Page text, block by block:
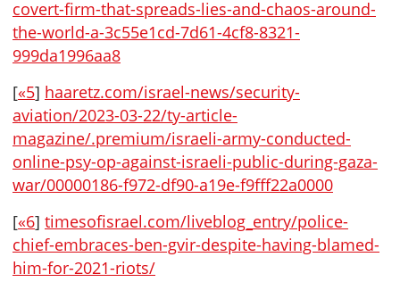
covert-firm-that-spreads-lies-and-chaos-around-
the-world-a-3c55e1cd-7d61-4cf8-8321-
999da1996aa8
[«5] haaretz.com/israel-news/security-
aviation/2023-03-22/ty-article-
magazine/.premium/israeli-army-conducted-
online-psy-op-against-israeli-public-during-gaza-
war/00000186-f972-df90-a19e-f9fff22a0000
[«6] timesofisrael.com/liveblog_entry/police-
chief-embraces-ben-gvir-despite-having-blamed-
him-for-2021-riots/